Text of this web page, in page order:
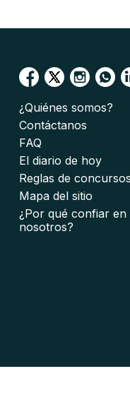
¿Quiénes somos?
Contáctanos
FAQ
El diario de hoy
Reglas de concursos
Mapa del sitio
¿Por qué confiar en
nosotros?